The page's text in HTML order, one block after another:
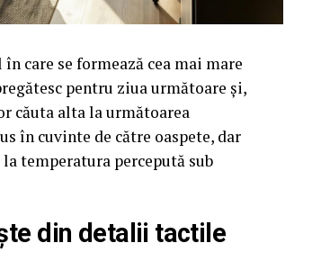
care se formează cea mai mare
pentru ziua următoare și,
căuta alta la următoarea
în cuvinte de către oaspete, dar
temperatura percepută sub
din detalii tactile